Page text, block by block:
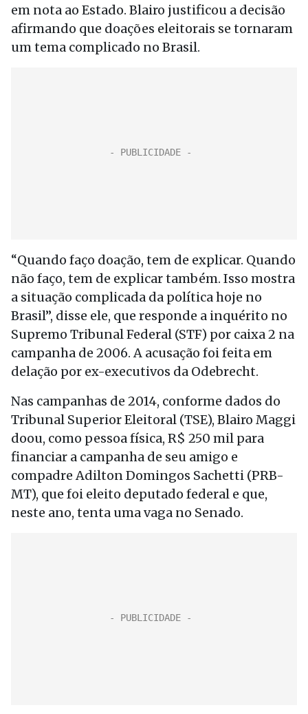
em nota ao Estado. Blairo justificou a decisão
afirmando que doações eleitorais se tornaram
um tema complicado no Brasil.
“Quando faço doação, tem de explicar. Quando
não faço, tem de explicar também. Isso mostra
a situação complicada da política hoje no
Brasil”, disse ele, que responde a inquérito no
Supremo Tribunal Federal (STF) por caixa 2 na
campanha de 2006. A acusação foi feita em
delação por ex-executivos da Odebrecht.
Nas campanhas de 2014, conforme dados do
Tribunal Superior Eleitoral (TSE), Blairo Maggi
doou, como pessoa física, R$ 250 mil para
financiar a campanha de seu amigo e
compadre Adilton Domingos Sachetti (PRB-
MT), que foi eleito deputado federal e que,
neste ano, tenta uma vaga no Senado.